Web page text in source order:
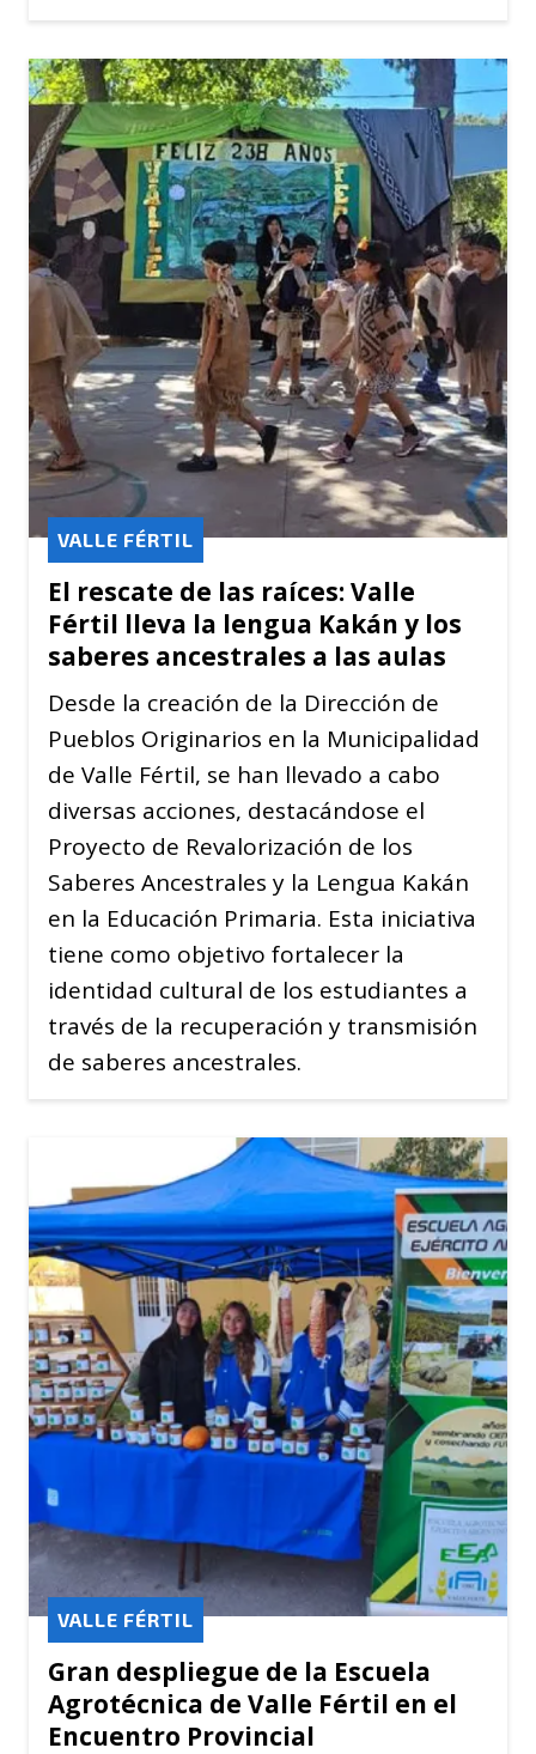
El rescate de las raíces: Valle
Fértil lleva la lengua Kakán y los
saberes ancestrales a las aulas
VALLE FÉRTIL
Desde la creación de la Dirección de
Pueblos Originarios en la Municipalidad
de Valle Fértil, se han llevado a cabo
diversas acciones, destacándose el
Proyecto de Revalorización de los
Saberes Ancestrales y la Lengua Kakán
en la Educación Primaria. Esta iniciativa
tiene como objetivo fortalecer la
identidad cultural de los estudiantes a
través de la recuperación y transmisión
de saberes ancestrales.
Gran despliegue de la Escuela
Agrotécnica de Valle Fértil en el
Encuentro Provincial
VALLE FÉRTIL